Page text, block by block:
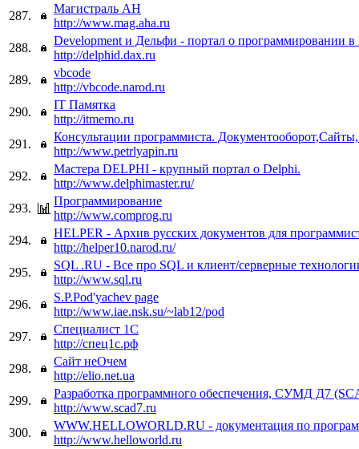
287.
Магистраль АН
http://www.mag.aha.ru
288.
Development и Дельфи - портал о программировании в
http://delphid.dax.ru
289.
vbcode
http://vbcode.narod.ru
290.
IT Памятка
http://itmemo.ru
291.
Консультации программиста.
http://www.petrlyapin.ru
292.
Мастера DELPHI - крупный портал о Delphi.
http://www.delphimaster.ru/
293.
Программирование
http://www.comprog.ru
294.
HELPER - Архив русских документов для
http://helper10.narod.ru/
295.
SQL .RU - Все про SQL и клиент/серверные
http://www.sql.ru
296.
S.P.Pod'yachev page
http://www.iae.nsk.su/~lab12/pod
297.
Специалист 1С
http://спец1с.рф
298.
Сайт неОчем
http://elio.net.ua
299.
Разработка программного обеспечения, СУМД Д7
http://www.scad7.ru
300.
WWW.HELLOWORLD.RU - документация по
http://www.helloworld.ru